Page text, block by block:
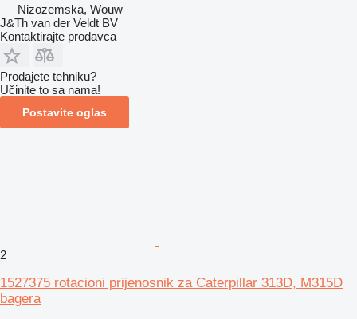
Nizozemska, Wouw
J&Th van der Veldt BV
Kontaktirajte prodavca
Prodajete tehniku?
Učinite to sa nama!
Postavite oglas
2
1527375 rotacioni prijenosnik za Caterpillar 313D, M315D
bagera